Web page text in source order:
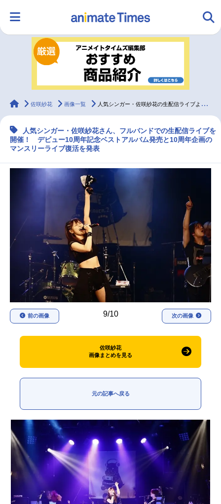
ランキング アニメ
ラジオ みんなの声
マンガ・ラノベ ゲーム・アプリ 音楽 コスプレ
配信・Vtuber
アニメ映画一覧 実写化映画一覧
今期アニメ曜日別一覧
春アニメ 夏アニメ
秋アニメ 冬アニメ
男性声優/女性声優一覧
FOLLOW US
animateTimes
佐咲紗花 画像一覧 人気シンガー・佐咲紗花の生配信ライブより公式レポート到着！
人気シンガー・佐咲紗花さん、フルバンドでの生配信ライブを
開催！ デビュー10周年記念ベストアルバム発売と10周年企画の
マンスリーライブ復活を発表
9/10
前の画像 次の画像
佐咲紗花
画像まとめを見る
元の記事へ戻る